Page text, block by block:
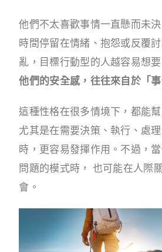
他們不太喜歡事情一直懸而未
時間停留在情緒、抱怨或反覆
亂，目標行動型的人越容易想
他們的安全感，往往來自於「事
這種性格在很多情境下，都能
尤其是在需要決策、執行、處
時，更容易發揮作用。不過，
問題的模式時， 也可能在人際
會。